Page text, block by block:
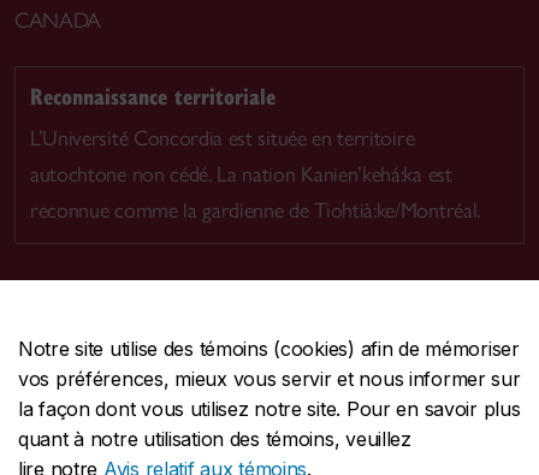
Notre site utilise des témoins (cookies) afin de mémoriser
vos préférences, mieux vous servir et nous informer sur
la façon dont vous utilisez notre site. Pour en savoir plus
quant à notre utilisation des témoins, veuillez
lire notre Avis relatif aux témoins.
CANADA
Reconnaissance territoriale
L’Université Concordia est située en territoire
autochtone non cédé. La nation Kanien’kehá:ka est
reconnue comme la gardienne de Tiohtià:ke/Montréal.
CENTRALE514-848-2424
URGENCE514-848-3717
Protection et prévention | Accessibilité | Confidentialité